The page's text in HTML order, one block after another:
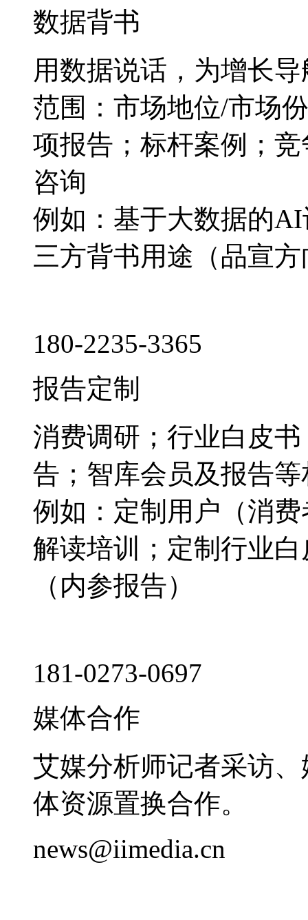
数据背书
用数据说话，为增长导
范围：市场地位/市场
项报告；标杆案例；
咨询
例如：基于大数据的
三方背书用途（品宣
180-2235-3365
报告定制
消费调研；行业白皮
告；智库会员及报告
例如：定制用户（消
解读培训；定制行业
（内参报告）
181-0273-0697
媒体合作
艾媒分析师记者采访
体资源置换合作。
news@iimedia.cn